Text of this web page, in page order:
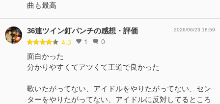
曲も最高
36連ツイン釘パンチの感想・評価
4.3 1 0
2026/06/23 18:59
面白かった
分かりやすくてアツくて王道で良かった
歌いたがってない、アイドルをやりたがってない、セン
ターをやりたがってない、アイドルに反対してるところ